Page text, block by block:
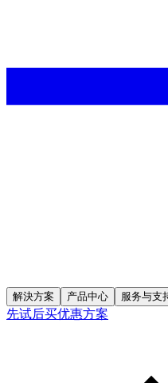
解決方案 产品中心 服务与支
先试后买优惠方案